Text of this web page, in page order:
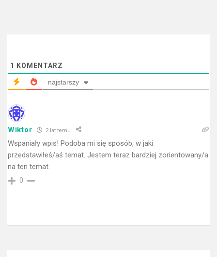
1 KOMENTARZ
najstarszy
Wiktor 2 lat temu
Wspaniały wpis! Podoba mi się sposób, w jaki
przedstawiłeś/aś temat. Jestem teraz bardziej zorientowany/a
na ten temat.
0